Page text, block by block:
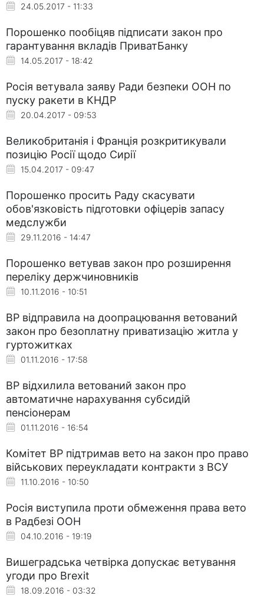
24.05.2017 - 11:33
Порошенко пообіцяв підписати закон про
гарантування вкладів ПриватБанку
14.05.2017 - 18:42
Росія ветувала заяву Ради безпеки ООН по
пуску ракети в КНДР
20.04.2017 - 09:53
Великобританія і Франція розкритикували
позицію Росії щодо Сирії
15.04.2017 - 09:47
Порошенко просить Раду скасувати
обов'язковість підготовки офіцерів запасу
медслужби
29.11.2016 - 14:47
Порошенко ветував закон про розширення
переліку держчиновників
10.11.2016 - 10:51
ВР відправила на доопрацювання ветований
закон про безоплатну приватизацію житла у
гуртожитках
01.11.2016 - 17:58
ВР відхилила ветований закон про
автоматичне нарахування субсидій
пенсіонерам
01.11.2016 - 16:54
Комітет ВР підтримав вето на закон про право
військових переукладати контракти з ВСУ
11.10.2016 - 10:50
Росія виступила проти обмеження права вето
в Радбезі ООН
04.10.2016 - 19:19
Вишеградська четвірка допускає ветування
угоди про Brexit
18.09.2016 - 03:32